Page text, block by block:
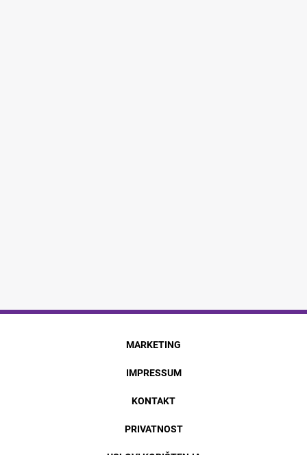
MARKETING
IMPRESSUM
KONTAKT
PRIVATNOST